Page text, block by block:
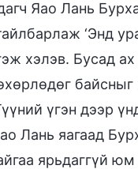
Яао Лань
‘Энд
хэлэв. Бусад
үгэн дээр
Лань яагаад
ярьдаггүй юм